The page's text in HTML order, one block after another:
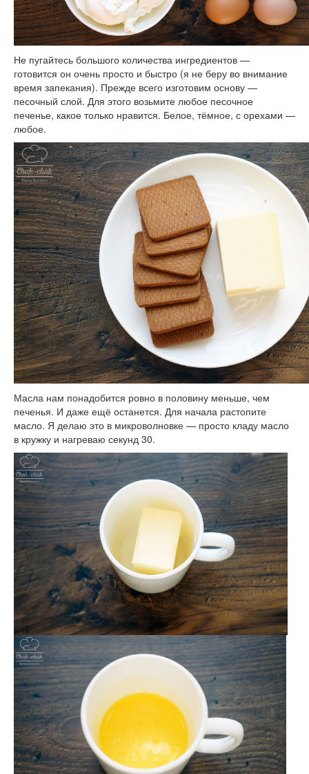
Не пугайтесь большого количества ингредиентов —
готовится он очень просто и быстро (я не беру во внимание
время запекания). Прежде всего изготовим основу —
песочный слой. Для этого возьмите любое песочное
печенье, какое только нравится. Белое, тёмное, с орехами —
любое.
Масла нам понадобится ровно в половину меньше, чем
печенья. И даже ещё останется. Для начала растопите
масло. Я делаю это в микроволновке — просто кладу масло
в кружку и нагреваю секунд 30.